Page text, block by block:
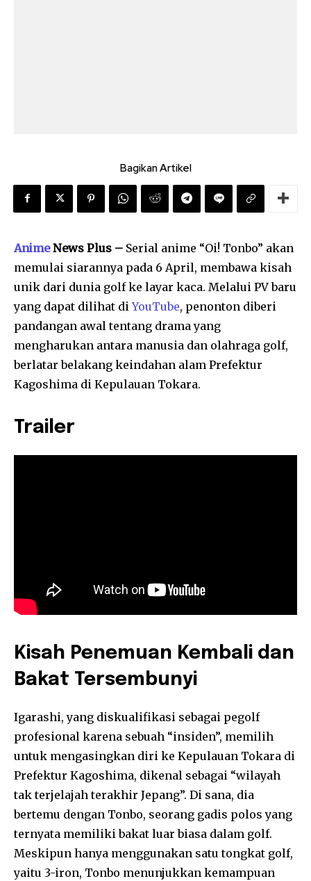
Bagikan Artikel
AnimeNews Plus – Serial anime “Oi! Tonbo” akan
memulai siarannya pada 6 April, membawa kisah
unik dari dunia golf ke layar kaca. Melalui PV baru
yang dapat dilihat diYouTube, penonton diberi
pandangan awal tentang drama yang
mengharukan antara manusia dan olahraga golf,
berlatar belakang keindahan alam Prefektur
Kagoshima di Kepulauan Tokara.
Trailer
Kisah Penemuan Kembali dan
Bakat Tersembunyi
Igarashi, yang diskualifikasi sebagai pegolf
profesional karena sebuah “insiden”, memilih
untuk mengasingkan diri ke Kepulauan Tokara di
Prefektur Kagoshima, dikenal sebagai “wilayah
tak terjelajah terakhir Jepang”. Di sana, dia
bertemu dengan Tonbo, seorang gadis polos yang
ternyata memiliki bakat luar biasa dalam golf.
Meskipun hanya menggunakan satu tongkat golf,
yaitu 3-iron, Tonbo menunjukkan kemampuan